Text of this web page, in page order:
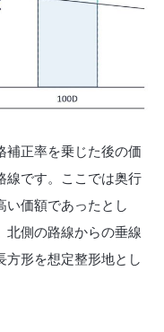
補正率を乗じた後の価
線です。ここでは奥行
い価額であったとし
北側の路線からの垂線
方形を想定整形地とし